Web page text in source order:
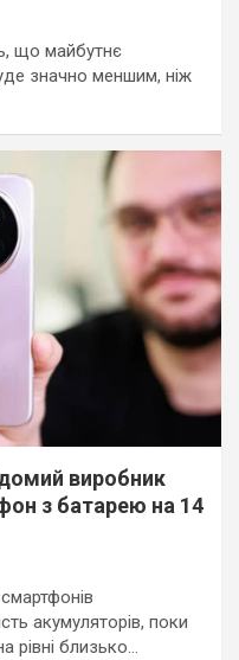
що майбутнє
значно меншим, ніж
виробник
з батарею на 14
акумуляторів, поки
рівні близько…